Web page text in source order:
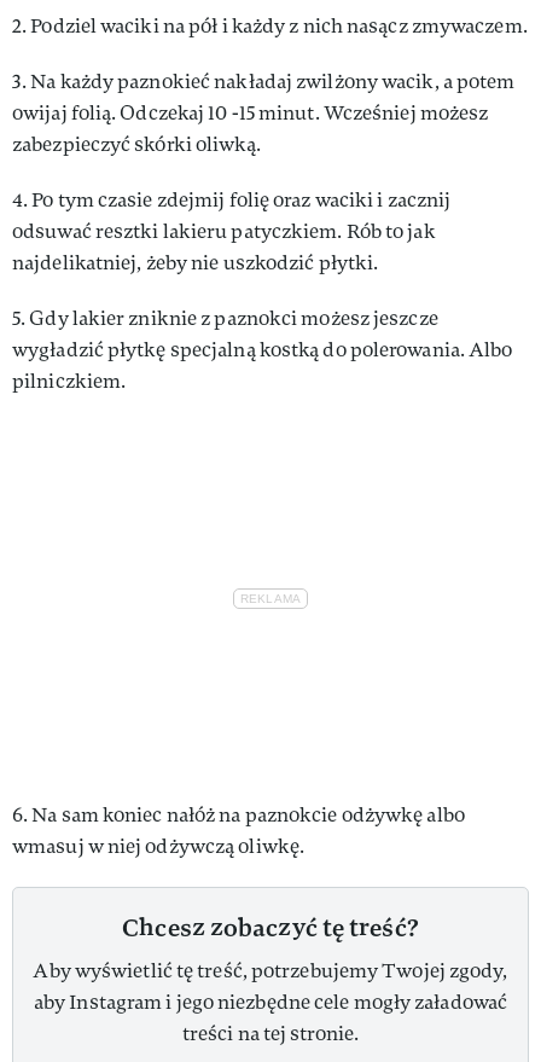
2. Podziel waciki na pół i każdy z nich nasącz zmywaczem.
3. Na każdy paznokieć nakładaj zwilżony wacik, a potem
owijaj folią. Odczekaj 10 -15 minut. Wcześniej możesz
zabezpieczyć skórki oliwką.
4. Po tym czasie zdejmij folię oraz waciki i zacznij
odsuwać resztki lakieru patyczkiem. Rób to jak
najdelikatniej, żeby nie uszkodzić płytki.
5. Gdy lakier zniknie z paznokci możesz jeszcze
wygładzić płytkę specjalną kostką do polerowania. Albo
pilniczkiem.
6. Na sam koniec nałóż na paznokcie odżywkę albo
wmasuj w niej odżywczą oliwkę.
Chcesz zobaczyć tę treść?
Aby wyświetlić tę treść, potrzebujemy Twojej zgody,
aby Instagram i jego niezbędne cele mogły załadować
treści na tej stronie.